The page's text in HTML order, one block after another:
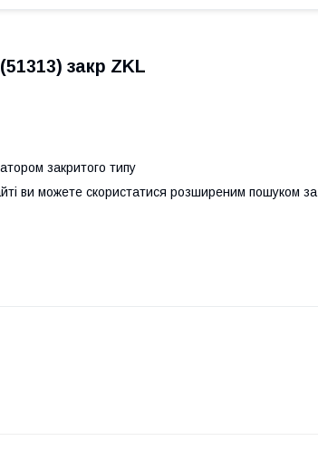
закр ZKL
закритого типу
ви можете скористатися розширеним пошуком за